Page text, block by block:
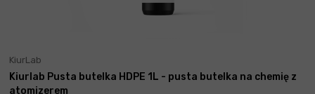
KiurLab
Kiurlab Pusta butelka HDPE 1L - pusta butelka na chemię z
atomizerem